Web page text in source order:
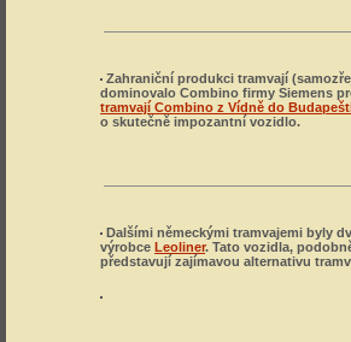
Zahraniční produkci tramvají
dominovalo Combino firmy Siemens
tramvají Combino z Vídně do
o skutečně impozantní vozidlo.
Dalšími německými tramvajemi byly
výrobceLeoliner. Tato vozidla,
představují zajímavou alternativu